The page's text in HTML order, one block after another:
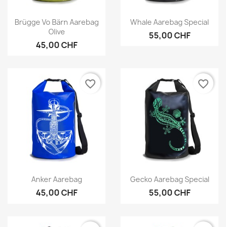
Vorschau
Brügge Vo Bärn Aarebag
Olive
45,00 CHF
Vorschau
Whale Aarebag Special
55,00 CHF
Vorschau
Anker Aarebag
45,00 CHF
favorite_border
Vorschau
Gecko Aarebag Special
55,00 CHF
favorite_border